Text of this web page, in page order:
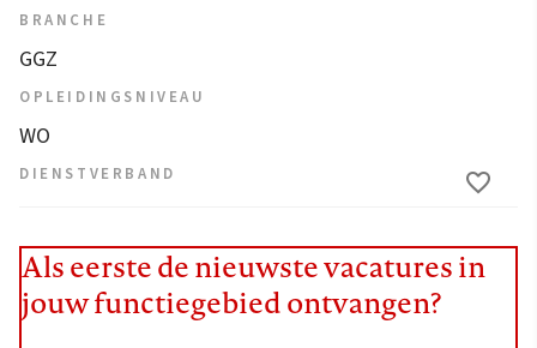
BRANCHE
GGZ
OPLEIDINGSNIVEAU
WO
DIENSTVERBAND
Als eerste de nieuwste vacatures in
jouw functiegebied ontvangen?